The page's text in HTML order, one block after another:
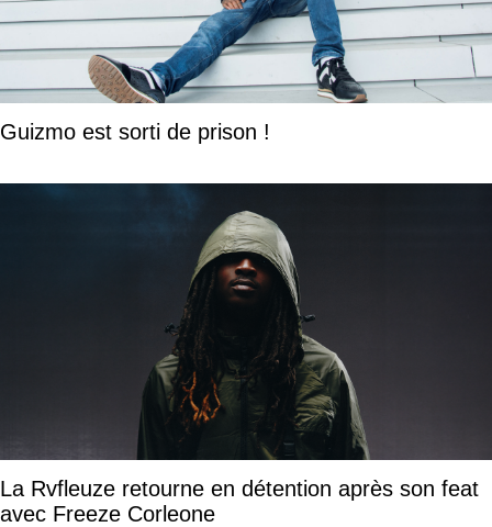
Guizmo est sorti de prison !
La Rvfleuze retourne en détention après son feat
avec Freeze Corleone